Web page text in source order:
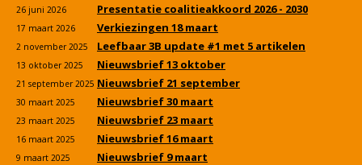
26 juni 2026 Presentatie coalitieakkoord 2026 - 2030
17 maart 2026 Verkiezingen 18 maart
2 november 2025 Leefbaar 3B update #1 met 5 artikelen
13 oktober 2025 Nieuwsbrief 13 oktober
21 september 2025 Nieuwsbrief 21 september
30 maart 2025 Nieuwsbrief 30 maart
23 maart 2025 Nieuwsbrief 23 maart
16 maart 2025 Nieuwsbrief 16 maart
9 maart 2025 Nieuwsbrief 9 maart